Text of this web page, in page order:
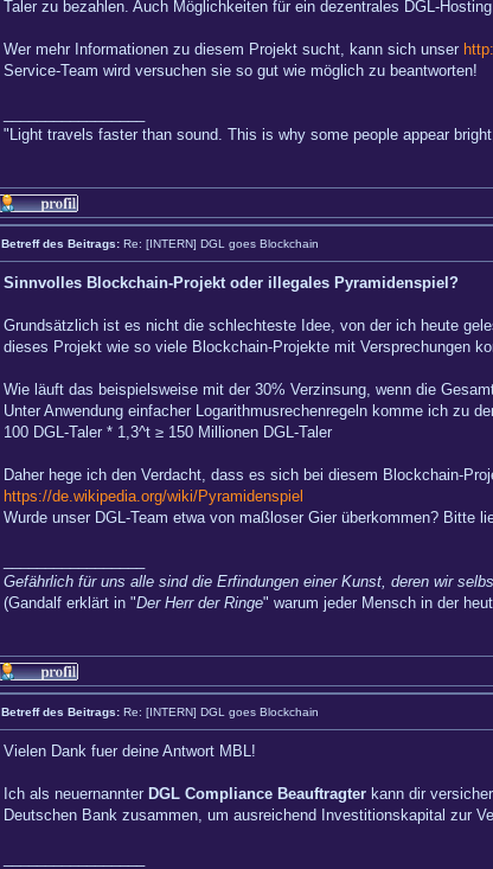
Taler zu bezahlen. Auch Möglichkeiten für ein dezentrales DGL-
Wer mehr Informationen zu diesem Projekt sucht, kann sich unser
Service-Team wird versuchen sie so gut wie möglich zu beantworten!
"Light travels faster than sound. This is why some people appear
Betreff des Beitrags: Re: [INTERN] DGL goes Blockchain
Sinnvolles Blockchain-Projekt oder illegales Pyramidenspiel?
Grundsätzlich ist es nicht die schlechteste Idee, von der ich heute
dieses Projekt wie so viele Blockchain-Projekte mit Versprechungen
Wie läuft das beispielsweise mit der 30% Verzinsung, wenn die
Unter Anwendung einfacher Logarithmusrechenregeln komme ich zu
100 DGL-Taler * 1,3^t ≥ 150 Millionen DGL-Taler
Daher hege ich den Verdacht, dass es sich bei diesem Blockchain-
https://de.wikipedia.org/wiki/Pyramidenspiel
Wurde unser DGL-Team etwa von maßloser Gier überkommen? Bitte
Gefährlich für uns alle sind die Erfindungen einer Kunst, deren wir
(Gandalf erklärt in "Der Herr der Ringe" warum jeder Mensch in der
Betreff des Beitrags: Re: [INTERN] DGL goes Blockchain
Vielen Dank fuer deine Antwort MBL!
Ich als neuernannter DGL Compliance Beauftragter kann dir
Deutschen Bank zusammen, um ausreichend Investitionskapital zur